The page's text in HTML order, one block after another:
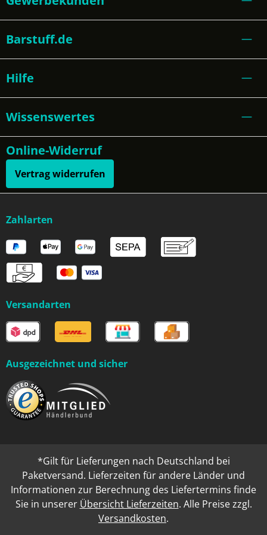
Barstuff.de
Hilfe
Wissenswertes
Online-Widerruf
Vertrag widerrufen
Zahlarten
Versandarten
Ausgezeichnet und sicher
*Gilt für Lieferungen nach Deutschland bei
Paketversand. Lieferzeiten für andere Länder und
Informationen zur Berechnung des Liefertermins finde
Sie in unserer Übersicht Lieferzeiten. Alle Preise zzgl.
Versandkosten.